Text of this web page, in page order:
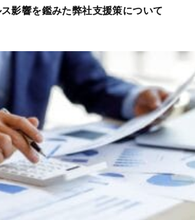
影響を鑑みた弊社支援策について